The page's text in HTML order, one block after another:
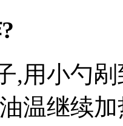
,用小勺
温继续